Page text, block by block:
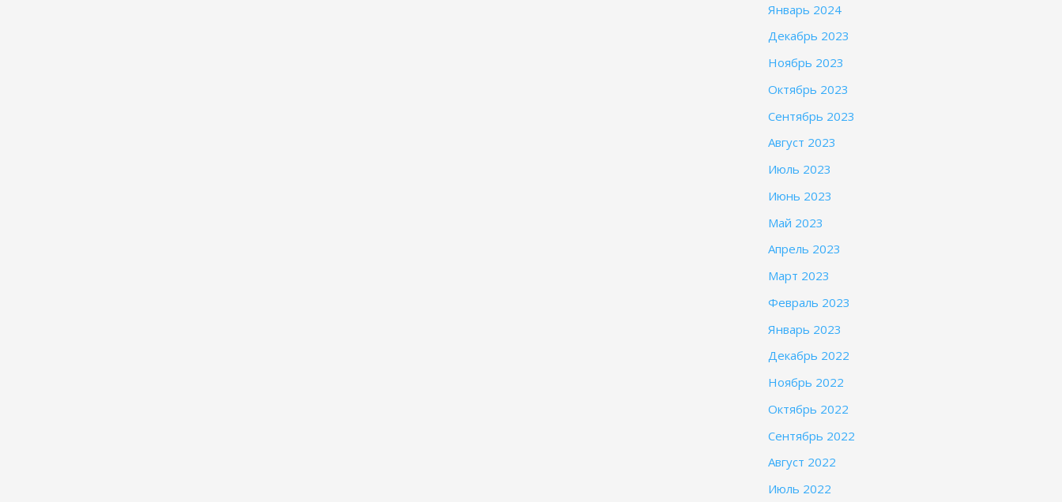
Январь 2024
Декабрь 2023
Ноябрь 2023
Октябрь 2023
Сентябрь 2023
Август 2023
Июль 2023
Июнь 2023
Май 2023
Апрель 2023
Март 2023
Февраль 2023
Январь 2023
Декабрь 2022
Ноябрь 2022
Октябрь 2022
Сентябрь 2022
Август 2022
Июль 2022